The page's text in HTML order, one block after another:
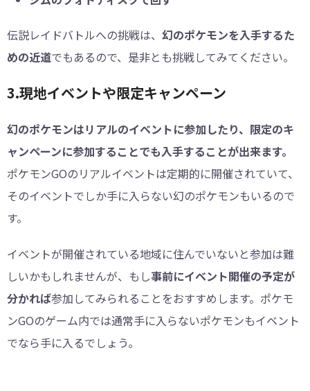
伝説レイドバトルへの挑戦は、 幻のポケモンを入手するた
めの近道でもあるので、是非とも挑戦してみてください。
3.現地イベントや限定キャンペーン
幻のポケモンはリアルのイベントに参加したり、限定のキ
ャンペーンに参加することでも入手することが出来ます。
ポケモンGOのリアルイベントは定期的に開催されていて、
そのイベントでしか手に入らない幻のポケモンもいるので
す。
イベントが開催されている地域に住んでいないと参加は難
しいかもしれませんが、もし事前にイベント開催の予定が
分かれば参加してみられることをおすすめします。ポケモ
ンGOのゲーム内では通常手に入らないポケモンもイベント
でなら手に入るでしょう。